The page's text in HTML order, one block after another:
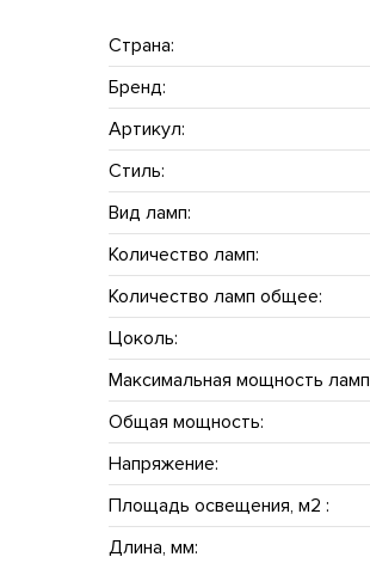
Страна:
Бренд:
Артикул:
Стиль:
Вид ламп:
Количество ламп:
Количество ламп общее:
Цоколь:
Максимальная мощность
Общая мощность:
Напряжение:
Площадь освещения, м2 :
Длина, мм: